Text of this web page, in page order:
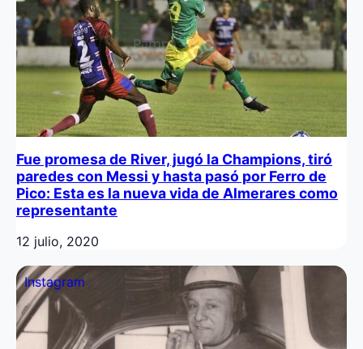
Fue promesa de River, jugó la Champions, tiró
paredes con Messi y hasta pasó por Ferro de
Pico: Esta es la nueva vida de Almerares como
representante
12 julio, 2020
Instagram